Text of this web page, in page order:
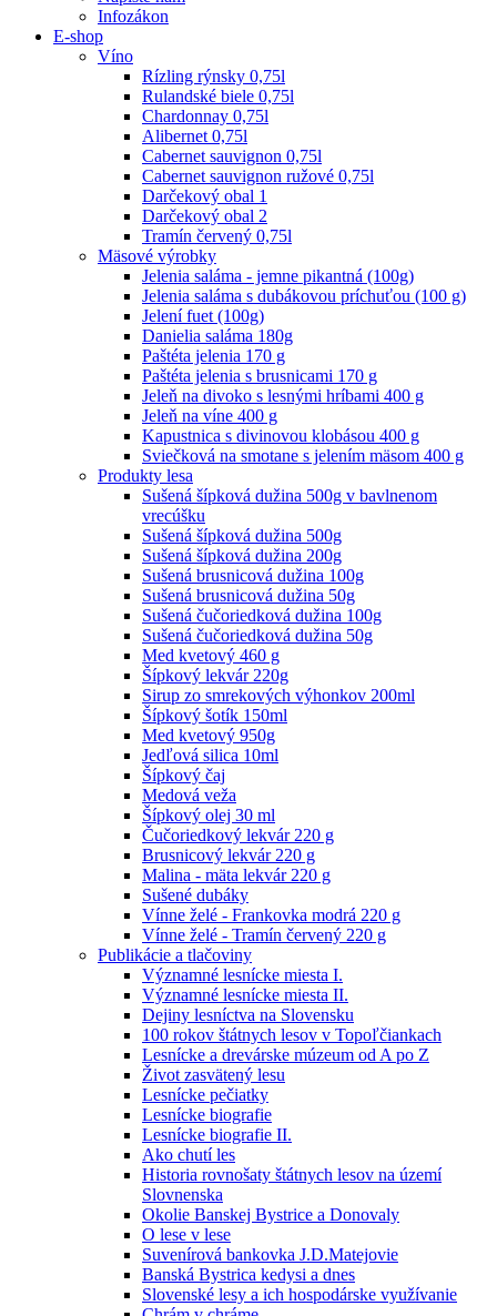
Infozákon
E-shop
Víno
Rízling rýnsky 0,75l
Rulandské biele 0,75l
Chardonnay 0,75l
Alibernet 0,75l
Cabernet sauvignon 0,75l
Cabernet sauvignon ružové 0,75l
Darčekový obal 1
Darčekový obal 2
Tramín červený 0,75l
Mäsové výrobky
Jelenia saláma - jemne pikantná (100g)
Jelenia saláma s dubákovou príchuťou (100 g)
Jelení fuet (100g)
Danielia saláma 180g
Paštéta jelenia 170 g
Paštéta jelenia s brusnicami 170 g
Jeleň na divoko s lesnými hríbami 400 g
Jeleň na víne 400 g
Kapustnica s divinovou klobásou 400 g
Sviečková na smotane s jelením mäsom 400 g
Produkty lesa
Sušená šípková dužina 500g v bavlnenom
vrecúšku
Sušená šípková dužina 500g
Sušená šípková dužina 200g
Sušená brusnicová dužina 100g
Sušená brusnicová dužina 50g
Sušená čučoriedková dužina 100g
Sušená čučoriedková dužina 50g
Med kvetový 460 g
Šípkový lekvár 220g
Sirup zo smrekových výhonkov 200ml
Šípkový šotík 150ml
Med kvetový 950g
Jedľová silica 10ml
Šípkový čaj
Medová veža
Šípkový olej 30 ml
Čučoriedkový lekvár 220 g
Brusnicový lekvár 220 g
Malina - mäta lekvár 220 g
Sušené dubáky
Vínne želé - Frankovka modrá 220 g
Vínne želé - Tramín červený 220 g
Publikácie a tlačoviny
Významné lesnícke miesta I.
Významné lesnícke miesta II.
Dejiny lesníctva na Slovensku
100 rokov štátnych lesov v Topoľčiankach
Lesnícke a drevárske múzeum od A po Z
Život zasvätený lesu
Lesnícke pečiatky
Lesnícke biografie
Lesnícke biografie II.
Ako chutí les
Historia rovnošaty štátnych lesov na území
Slovnenska
Okolie Banskej Bystrice a Donovaly
O lese v lese
Suvenírová bankovka J.D.Matejovie
Banská Bystrica kedysi a dnes
Slovenské lesy a ich hospodárske využívanie